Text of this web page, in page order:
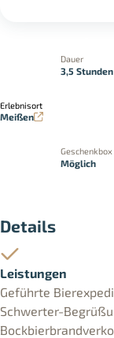
Dauer
3,5 Stunden
Erlebnisort
Meißen
Geschenkbox
Möglich
Details
Leistungen
Geführte
Schwerter-